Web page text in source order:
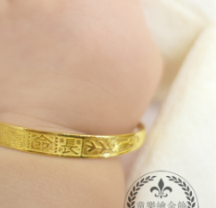
付你分期」於每月結算日後寄送繳費提
「超商條碼／台灣大直營門市／銀行轉
司」（以下簡稱本公司）所提供，讓
品或服務，並由商店將買賣／分期付款
用本公司帳單繳交帳款。
」之契約關係目的，商店將以您的個人
予台灣大哥大進項蒐集、處理及利用，
資料之確認、核對及更正。
結：
https://oppay.tw/userRule
付」後，將跳轉至「AFTEE先享後付」
後，即可完成結帳。
通知簡訊。
擊此簡訊中的連結，可透過四大超商／
款，方視為交易完成。
刻繳費，但若您需要取消訂單，請聯絡
之訂單仍視為有效，需透過AFTEE先享
付 」之結帳頁面顯示為準，若有關於
等相關疑問，請聯繫「AFTEE先享後付
support/home